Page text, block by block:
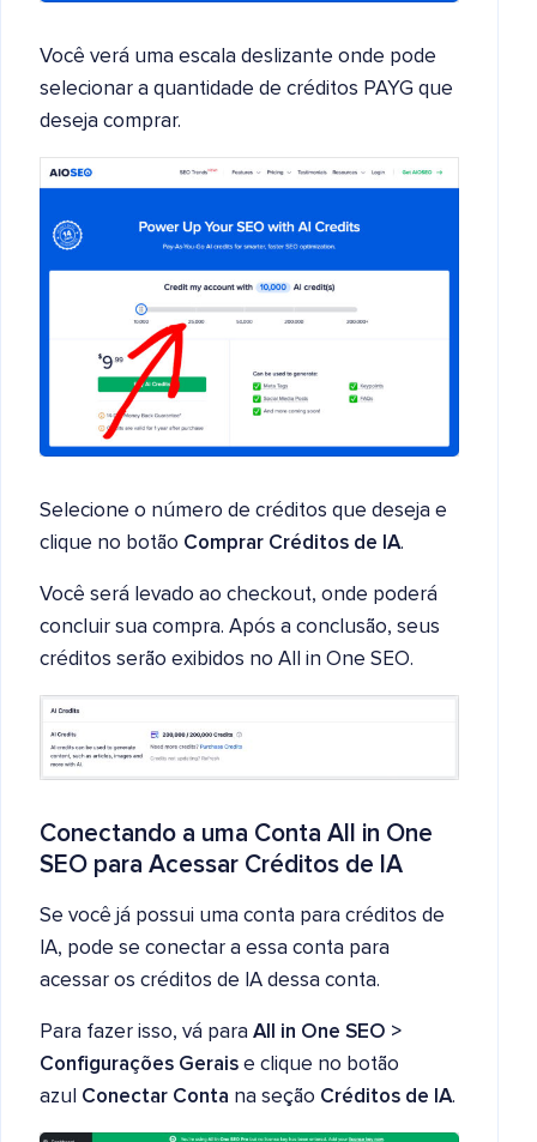
Você verá uma escala deslizante onde pode
selecionar a quantidade de créditos PAYG que
deseja comprar.
Selecione o número de créditos que deseja e
clique no botão Comprar Créditos de IA.
Você será levado ao checkout, onde poderá
concluir sua compra. Após a conclusão, seus
créditos serão exibidos no All in One SEO.
Conectando a uma Conta All in One
SEO para Acessar Créditos de IA
Se você já possui uma conta para créditos de
IA, pode se conectar a essa conta para
acessar os créditos de IA dessa conta.
Para fazer isso, vá para All in One SEO >
Configurações Gerais e clique no botão
azul Conectar Conta na seção Créditos de IA.